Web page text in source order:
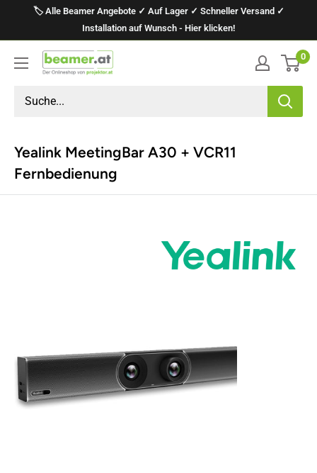
🏷️ Alle Beamer Angebote ✓ Auf Lager ✓ Schneller Versand ✓
Installation auf Wunsch - Hier klicken!
projektor.at
Präsentationstechnik
GmbH
0
Yealink MeetingBar A30 + VCR11
Fernbedienung